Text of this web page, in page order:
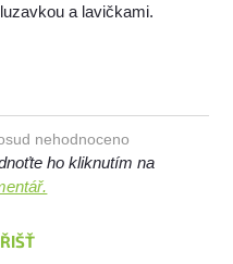
a lavičkami.
nehodnoceno
ho kliknutím na